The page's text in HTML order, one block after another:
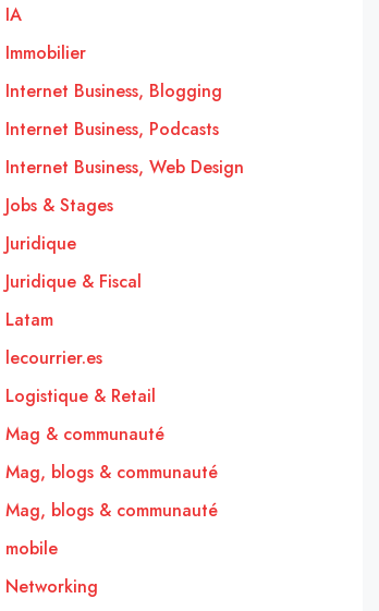
IA
Immobilier
Internet Business, Blogging
Internet Business, Podcasts
Internet Business, Web Design
Jobs & Stages
Juridique
Juridique & Fiscal
Latam
lecourrier.es
Logistique & Retail
Mag & communauté
Mag, blogs & communauté
Mag, blogs & communauté
mobile
Networking